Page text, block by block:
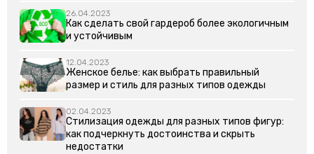
26.04.2023
Как сделать свой гардероб более экологичным
и устойчивым
12.04.2023
Женское белье: как выбрать правильный
размер и стиль для разных типов одежды
02.04.2023
Стилизация одежды для разных типов фигур:
как подчеркнуть достоинства и скрыть
недостатки